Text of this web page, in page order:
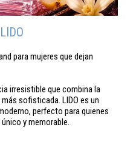
para mujeres que dejan
irresistible que combina la
sofisticada. LIDO es un
perfecto para quienes
y memorable.